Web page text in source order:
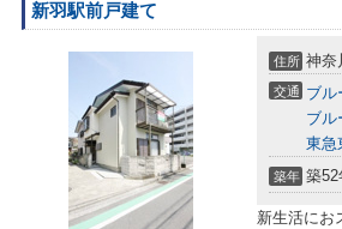
新羽駅前戸建て
住所 神奈
交通 ブル
ブル
東急
築年 築52
新生活にお